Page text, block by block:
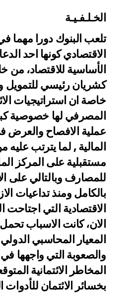
الخـلـفـيـة
تلعب البنوك دورا مهما
الاقتصادي كونها احد
الأساسية للاقتصاد، من
كشريان رئيسي للتمويل
خاصة ان استراتيجيات
المصرفي لها خصوصية
عملية الافصاح والعرض
المالية , لما يترتبعليه
مستقبلية على المركز
للمصارف وبالتالي على
بالكامل ومنذ تداعيات
الاقتصادية التي اجتاحت
الان، كانت الاسباب
المعيار المحاسبي الدولي
والصعوبة التي واجهها
المخاطر الائتمانية
بخسائر الائتمان للأدوات